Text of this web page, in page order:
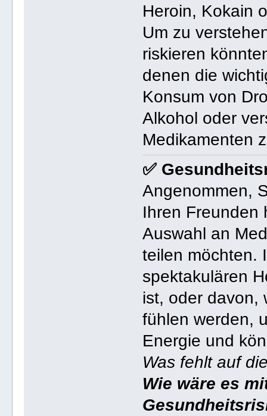
Heroin, Kokain
Um zu
riskieren
denen die
Konsum von
Alkohol oder
Medikamenten
✅
Angenommen,
Ihren Freunden
Auswahl an
teilen möchten.
spektakulären
ist, oder davon,
fühlen werden,
Energie und
Was fehlt auf
Wie wäre es